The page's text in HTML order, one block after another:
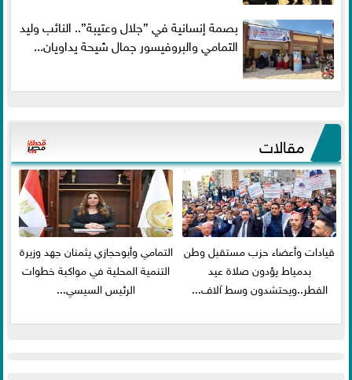
بصمة إنسانية في ”جلال وعتيبة”.. النائب وليد
التمامي والبروفيسور جمال شيحة يداويان...
مقالات
قيادات وأعضاء حزب مستقبل وطن
بدمياط يؤدون صلاة عيد
الفطر..ويحتشدون وسط آلاف...
التمامي وأبوحجازي يثمنان جهد وزيرة
التنمية المحلية في مواكبة خطوات
الرئيس السيسي...